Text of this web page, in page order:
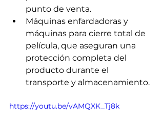
punto de venta.
Máquinas enfardadoras y
máquinas para cierre total de
película, que aseguran una
protección completa del
producto durante el
transporte y almacenamiento.
https://youtu.be/vAMQXK_Tj8k